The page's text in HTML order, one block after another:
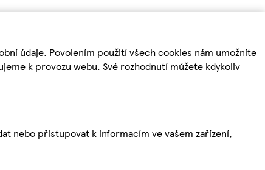
údaje. Povolením použití všech cookies nám umožníte
k provozu webu. Své rozhodnutí můžete kdykoliv
nebo přistupovat k informacím ve vašem zařízení,